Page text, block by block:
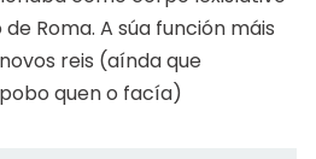
Roma. A súa función máis
reis (aínda que
quen o facía)